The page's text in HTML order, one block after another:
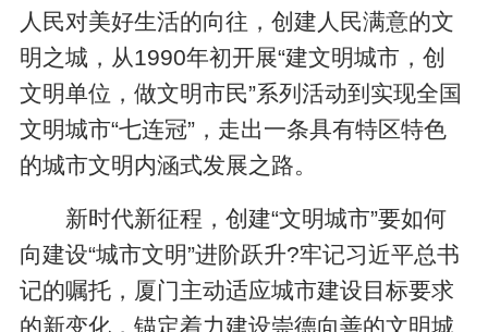
人民对美好生活的向往，创建人民满意的文
明之城，从1990年初开展“建文明城市，创
文明单位，做文明市民”系列活动到实现全国
文明城市“七连冠”，走出一条具有特区特色
的城市文明内涵式发展之路。
新时代新征程，创建“文明城市”要如何
向建设“城市文明”进阶跃升?牢记习近平总书
记的嘱托，厦门主动适应城市建设目标要求
的新变化，锚定着力建设崇德向善的文明城